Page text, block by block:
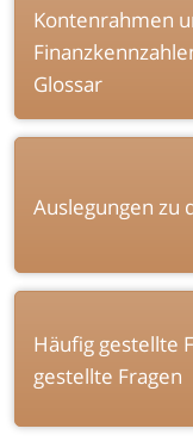
Kontenrahmen
Glossar
Auslegungen zu
Häufig gestellte
gestellte Fragen